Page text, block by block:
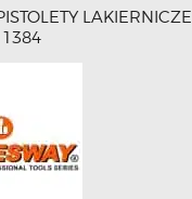
LAKIERNICZE
1384